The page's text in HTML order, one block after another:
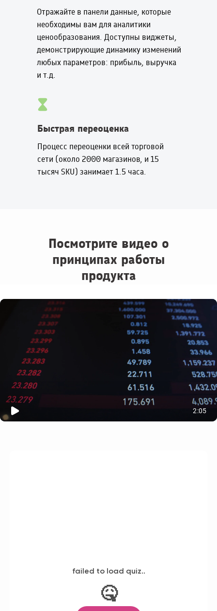
Отражайте в панели данные, которые
необходимы вам для аналитики
ценообразования. Доступны виджеты,
демонстрирующие динамику изменений
любых параметров: прибыль, выручка
и т.д.
Быстрая переоценка
Процесс переоценки всей торговой
сети (около 2000 магазинов, и 15
тысяч SKU) занимает 1.5 часа.
Посмотрите видео о
принципах работы
продукта